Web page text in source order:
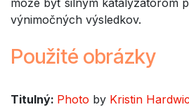
výnimočných výsledkov.
Použité obrázky
Titulný: Photo by Kristin